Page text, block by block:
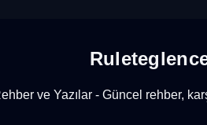
ve Yazılar - Güncel rehber,